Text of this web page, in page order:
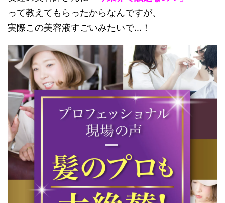
って教えてもらったからなんですが、
実際この美容液すごいみたいで…！